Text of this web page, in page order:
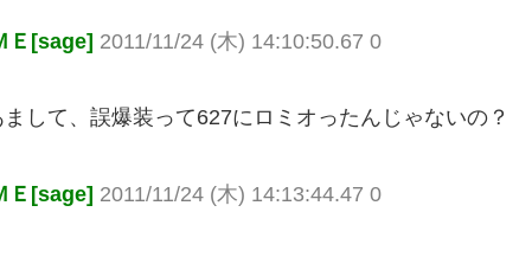
Ｅ[sage] 2011/11/24 (木) 14:10:50.67 0
して、誤爆装って627にロミオったんじゃないの？
Ｅ[sage] 2011/11/24 (木) 14:13:44.47 0